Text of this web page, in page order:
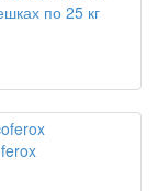
по 25 кг